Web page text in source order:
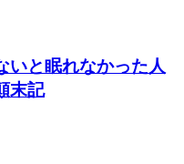
いと眠れなかった人
末記